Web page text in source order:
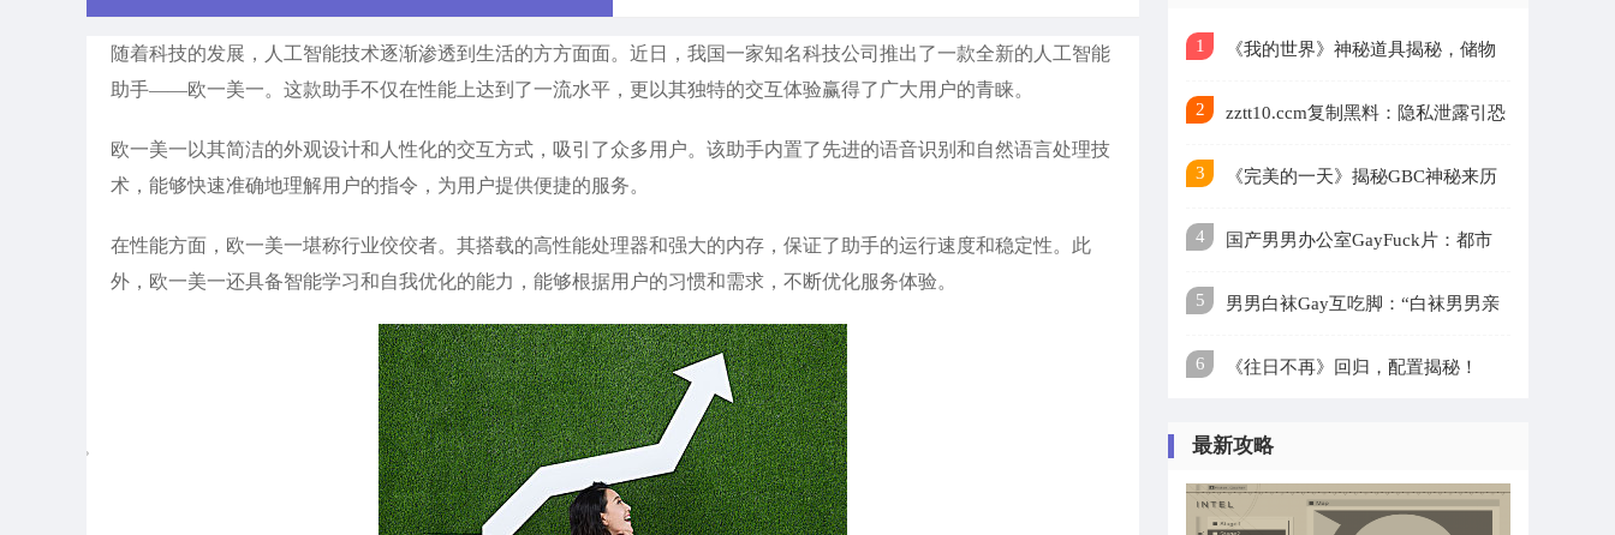
随着科技的发展，人工智能技术逐渐渗透到生活的方方面面。近日，我国一家知名科技公司推出了一款全新的人工智能
助手——欧一美一。这款助手不仅在性能上达到了一流水平，更以其独特的交互体验赢得了广大用户的青睐。
欧一美一以其简洁的外观设计和人性化的交互方式，吸引了众多用户。该助手内置了先进的语音识别和自然语言处理技
术，能够快速准确地理解用户的指令，为用户提供便捷的服务。
在性能方面，欧一美一堪称行业佼佼者。其搭载的高性能处理器和强大的内存，保证了助手的运行速度和稳定性。此
外，欧一美一还具备智能学习和自我优化的能力，能够根据用户的习惯和需求，不断优化服务体验。
1 《我的世界》神秘道具揭秘，储物
空间大提升
2 zztt10.ccm复制黑料：隐私泄露引恐
慌，揭秘网络黑产真面目
3 《完美的一天》揭秘GBC神秘来历
4 国产男男办公室GayFuck片：都市
同性恋情缘：勇敢面对偏见
5 男男白袜Gay互吃脚：“白袜男男亲
密互动，同性恋文化引关注”
6 《往日不再》回归，配置揭秘！
最新攻略